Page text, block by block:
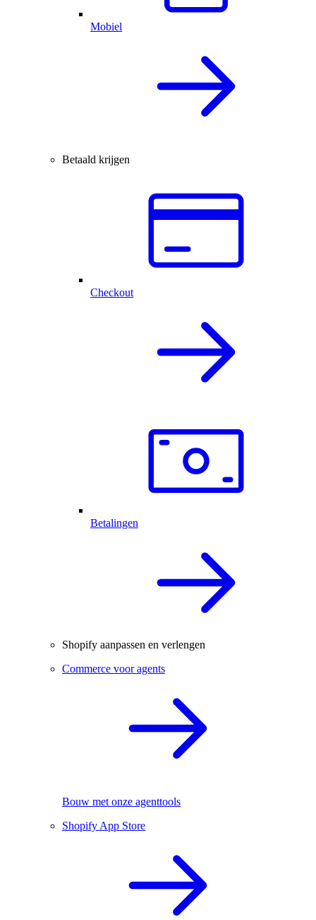
Mobiel
Betaald krijgen
Checkout
Betalingen
Shopify aanpassen en verlengen
Commerce voor agents
Bouw met onze agenttools
Shopify App Store